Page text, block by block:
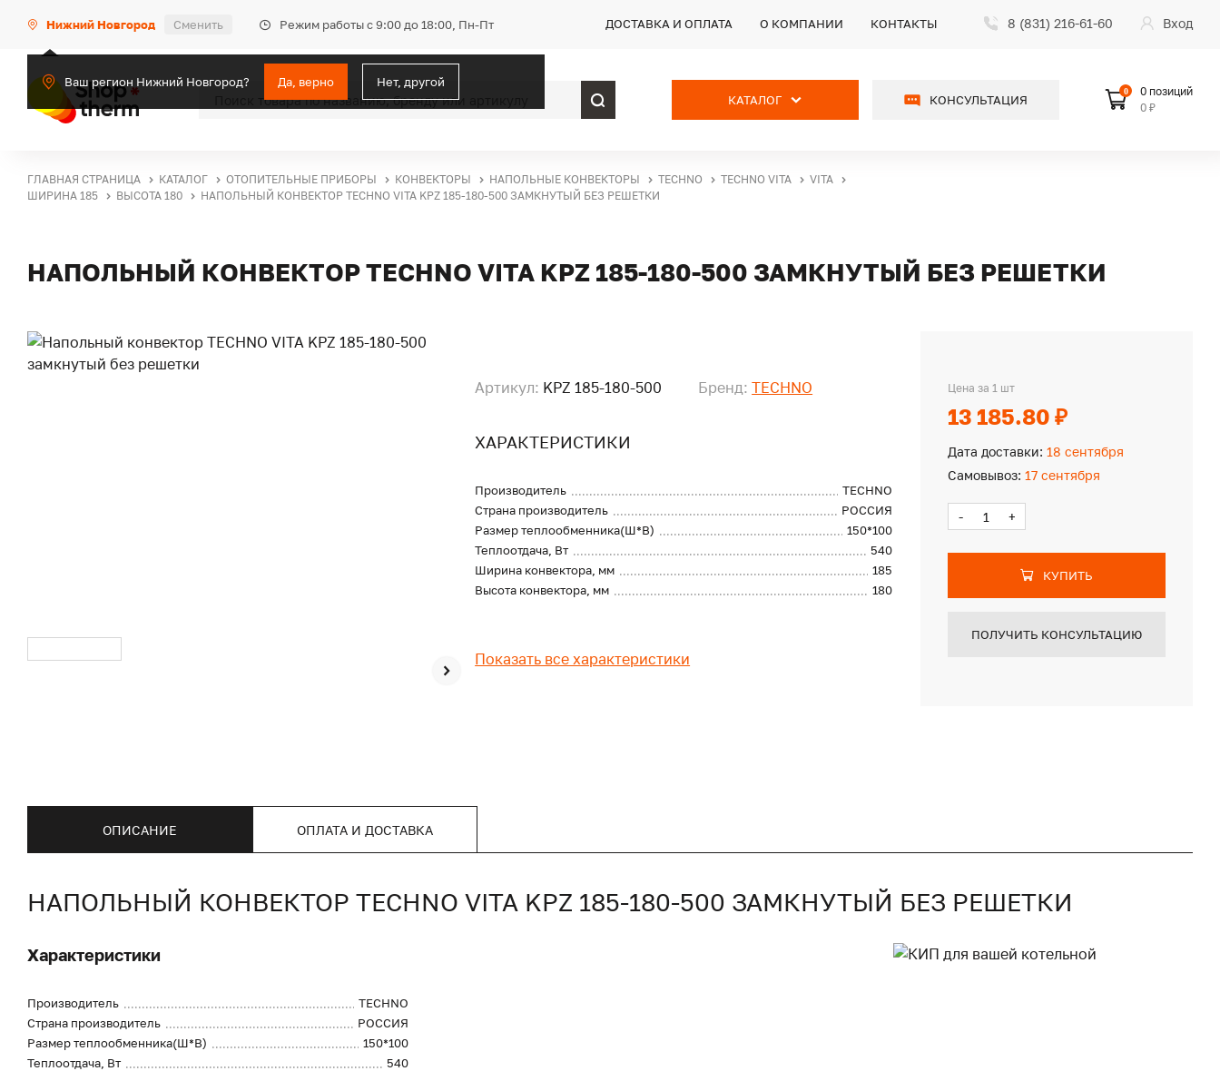
Нижний Новгород Сменить Режим работы с 9:00 до 18:00, Пн-Пт
Ваш регион Нижний Новгород? Да, верно Нет, другой
ДОСТАВКА И ОПЛАТА О КОМПАНИИ КОНТАКТЫ 8 (831) 216-61-60 Вход
КАТАЛОГ КОНСУЛЬТАЦИЯ
0
0 позиций
0 ₽
ГЛАВНАЯ СТРАНИЦА КАТАЛОГ ОТОПИТЕЛЬНЫЕ ПРИБОРЫ КОНВЕКТОРЫ НАПОЛЬНЫЕ КОНВЕКТОРЫ TECHNO TECHNO VITA
VITA
ШИРИНА 185
ВЫСОТА 180 НАПОЛЬНЫЙ КОНВЕКТОР TECHNO VITA KPZ 185-180-500 ЗАМКНУТЫЙ БЕЗ РЕШЕТКИ
НАПОЛЬНЫЙ КОНВЕКТОР TECHNO VITA KPZ 185-180-500 ЗАМКНУТЫЙ БЕЗ РЕШЕТКИ
Артикул: KPZ 185-180-500 Бренд: TECHNO
ХАРАКТЕРИСТИКИ
Производитель
TECHNO
Страна производитель
РОССИЯ
Размер теплообменника(Ш*В)
150*100
Теплоотдача, Вт
540
Ширина конвектора, мм
185
Высота конвектора, мм
180
Показать все характеристики
Цена за 1 шт
13 185.80 ₽
Дата доставки: 18 сентября
Самовывоз: 17 сентября
- +
КУПИТЬ
ПОЛУЧИТЬ КОНСУЛЬТАЦИЮ
ОПИСАНИЕ ОПЛАТА И ДОСТАВКА
НАПОЛЬНЫЙ КОНВЕКТОР TECHNO VITA KPZ 185-180-500 ЗАМКНУТЫЙ БЕЗ РЕШЕТКИ
Характеристики
Производитель
TECHNO
Страна производитель
РОССИЯ
Размер теплообменника(Ш*В)
150*100
Теплоотдача, Вт
540